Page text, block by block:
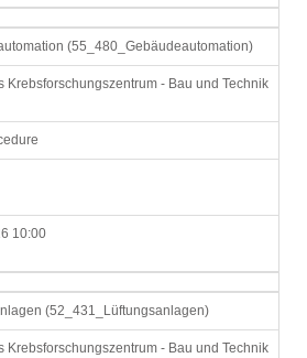
(55_480_Gebäudeautomation)
Krebsforschungszentrum - Bau und Technik
10:00
(52_431_Lüftungsanlagen)
Krebsforschungszentrum - Bau und Technik